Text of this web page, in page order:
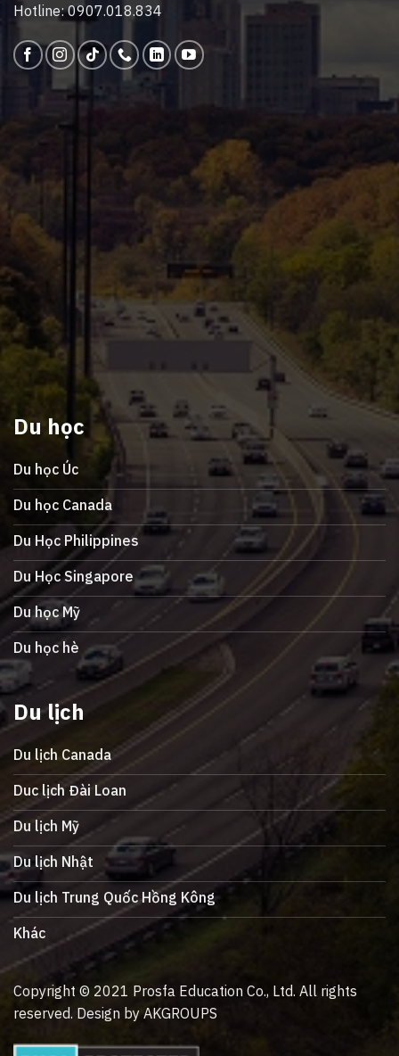
Hotline: 0907.018.834
Du học
Du học Úc
Du học Canada
Du Học Philippines
Du Học Singapore
Du học Mỹ
Du học hè
Du lịch
Du lịch Canada
Duc lịch Đài Loan
Du lịch Mỹ
Du lịch Nhật
Du lịch Trung Quốc Hồng Kông
Khác
Copyright © 2021 Prosfa Education Co., Ltd. All rights
reserved. Design by AKGROUPS